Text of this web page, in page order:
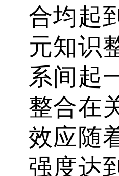
合均起
元知识
系间起
整合在
效应随
强度达